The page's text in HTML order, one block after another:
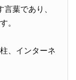
葉であり、
。
、インターネ